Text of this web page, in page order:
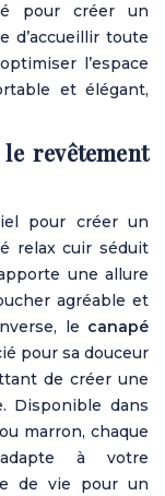
pour créer un
d’accueillir toute
l’espace
et élégant,
revêtement
pour créer un
relax cuir séduit
une allure
agréable et
le canapé
pour sa douceur
de créer une
Disponible dans
marron, chaque
à votre
de vie pour un